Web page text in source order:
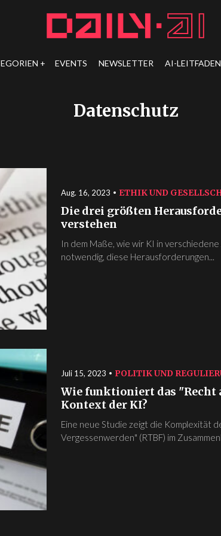
EVENTS NEWSLETTER AI-LEITFADEN
Datenschutz
Aug. 16, 2023 ETHIK UND
Die drei größten
verstehen
In dem Maße, wie wir KI in
notwendig, diese Herausforderungen...
Juli 15, 2023 POLITIK UND
Wie funktioniert das "Recht
Kontext der KI?
Eine neue Studie zeigt die Komplexität
Vergessenwerden" (RTBF) im